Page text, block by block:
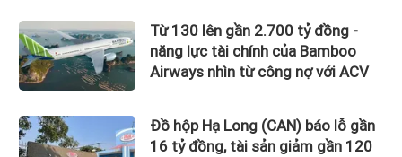
Từ 130 lên gần 2.700 tỷ đồng -
năng lực tài chính của Bamboo
Airways nhìn từ công nợ với ACV
Đồ hộp Hạ Long (CAN) báo lỗ gần
16 tỷ đồng, tài sản giảm gần 120